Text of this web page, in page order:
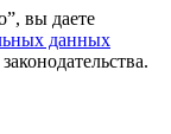
вы даете
данных